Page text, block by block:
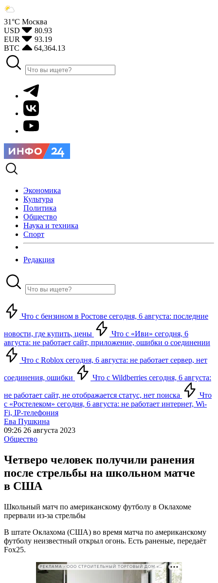
31°С Москва
USD
80.93
EUR
93.19
BTC
64,364.13
Экономика
Культура
Политика
Общество
Наука и техника
Спорт
Редакция
Что с бензином в Ростове сегодня, 6 августа: последние
новости, где купить, цены
Что с «Иви» сегодня, 6
августа: не работает сайт, приложение, ошибки о соединении
Что с Roblox сегодня, 6 августа: не работает сервер, нет
соединения, ошибки Что с Wildberries сегодня, 6 августа:
не работает сайт, не отображается статус, нет поиска
Что
с «Ростелеком» сегодня, 6 августа: не работает интернет, Wi-
Fi, IP-телефония
Ева Пушкина
09:26 26 августа 2023
Общество
Четверо человек получили ранения
после стрельбы на школьном матче
в США
Школьный матч по американскому футболу в Оклахоме
прервали из-за стрельбы
В штате Оклахома (США) во время матча по американскому
футболу неизвестный открыл огонь. Есть раненые, передаёт
Fox25.
РЕКЛАМА • ООО СТРОИТЕЛЬНЫЙ ТОРГОВЫЙ ДОМ «ПЕТРОВИЧ». ИНН: 7802348846